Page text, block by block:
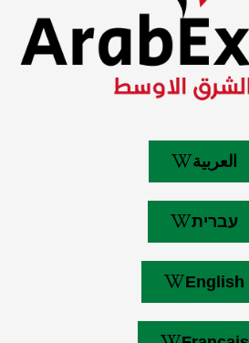
العربية
עברית
English